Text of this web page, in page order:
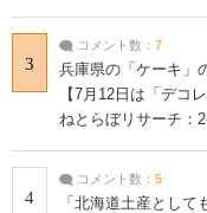
3
コメント数： 7
兵庫県の「ケーキ」
【7月12日は「デコ
ねとらぼリサーチ：
4
コメント数： 5
「北海道土産として